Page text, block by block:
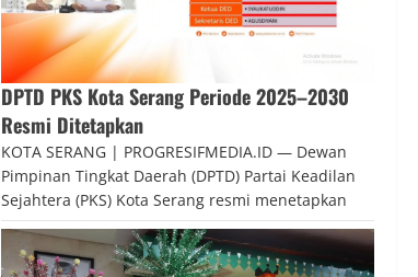
DPTD PKS Kota Serang Periode 2025–2030
Resmi Ditetapkan
KOTA SERANG | PROGRESIFMEDIA.ID — Dewan
Pimpinan Tingkat Daerah (DPTD) Partai Keadilan
Sejahtera (PKS) Kota Serang resmi menetapkan